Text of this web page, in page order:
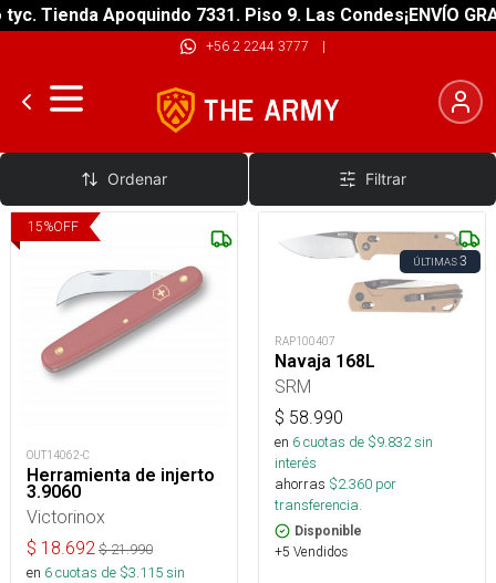
Apoquindo 7331. Piso 9. Las Condes¡ENVÍO
+56 2 2244 3777 |
Cortaplumas Simples
Ordenar Filtrar
15%OFF
OUT14062-C
Herramienta de injerto
3.9060
Victorinox
$ 18.692 $21.990
en 6cuotas de $3.115sin
ÚLTIMAS3
RAP100407
Navaja 168L
SRM
$ 58.990
en 6cuotas de $9.832sin
interés
ahorras $2.360 por
transferencia.
Disponible
+5 Vendidos